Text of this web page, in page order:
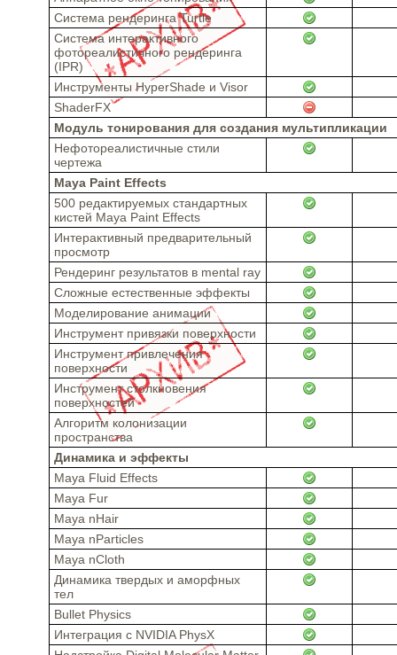
Система рендеринга Turtle
Система интерактивного
фотореалистичного рендеринга
(IPR)
Инструменты HyperShade и Visor
ShaderFX
Модуль тонирования для создания мультипликации
Нефотореалистичные стили
чертежа
Maya Paint Effects
500 редактируемых стандартных
кистей Maya Paint Effects
Интерактивный предварительный
просмотр
Рендеринг результатов в mental ray
Сложные естественные эффекты
Моделирование анимации
Инструмент привязки поверхности
Инструмент привлечения
поверхности
Инструмент столкновения
поверхностей
Алгоритм колонизации
пространства
Динамика и эффекты
Maya Fluid Effects
Maya Fur
Maya nHair
Maya nParticles
Maya nCloth
Динамика твердых и аморфных
тел
Bullet Physics
Интеграция с NVIDIA PhysX